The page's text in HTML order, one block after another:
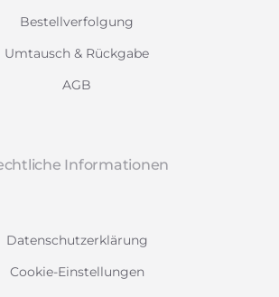
Bestellverfolgung
Umtausch & Rückgabe
AGB
Informationen
Datenschutzerklärung
Cookie-Einstellungen